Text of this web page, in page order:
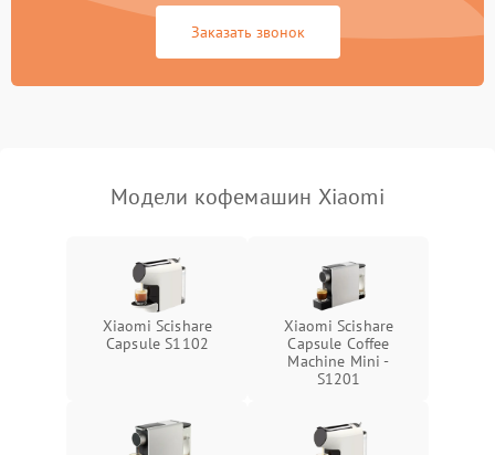
Заказать звонок
Модели кофемашин Xiaomi
Xiaomi Scishare
Capsule S1102
Xiaomi Scishare
Capsule Coffee
Machine Mini -
S1201